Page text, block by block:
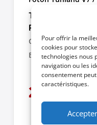
Pour offrir la
cookies pour
technologies nous
navigation ou les
consentement
caractéristiques.
Accepter
Tessera Roll+:
Rideau coulissant
Rétractable
Pick-up
Code: TESS 14431
EAN-13:
2695$